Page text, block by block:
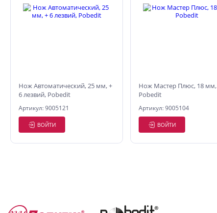
Нож Автоматический, 25 мм, +
6 лезвий, Pobedit
Артикул: 9005121
ВОЙТИ
Нож Мастер Плюс, 18 мм,
Pobedit
Артикул: 9005104
ВОЙТИ